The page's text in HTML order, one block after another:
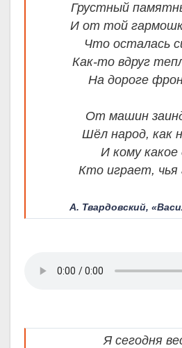
Грустный
И от той
Что осталась
Как-то вдруг
На дороге
От машин
Шёл народ, как
И кому какое
Кто играет, чья
А. Твардовский,
Я сегодня